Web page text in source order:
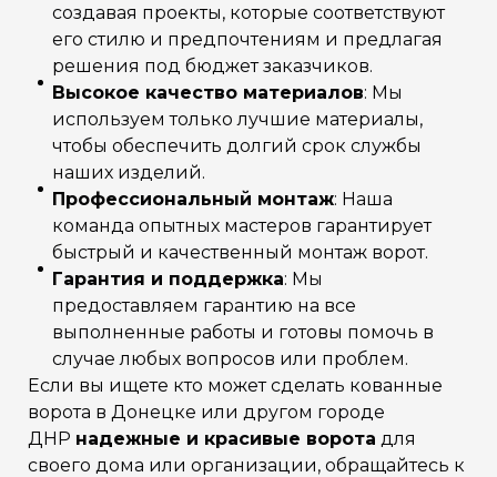
создавая проекты, которые соответствуют
его стилю и предпочтениям и предлагая
решения под бюджет заказчиков.
Высокое качество материалов: Мы
используем только лучшие материалы,
чтобы обеспечить долгий срок службы
наших изделий.
Профессиональный монтаж: Наша
команда опытных мастеров гарантирует
быстрый и качественный монтаж ворот.
Гарантия и поддержка: Мы
предоставляем гарантию на все
выполненные работы и готовы помочь в
случае любых вопросов или проблем.
Если вы ищете кто может сделать кованные
ворота в Донецке или другом городе
ДНР надежные и красивые ворота для
своего дома или организации, обращайтесь к